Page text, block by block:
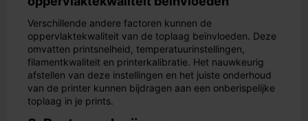
Verschillende andere factoren kunnen de
oppervlaktekwaliteit van de toplaag beïnvloeden. Deze
omvatten printsnelheid, temperatuurinstellingen,
filamentkwaliteit en printerkalibratie. Het nauwkeurig
afstellen van deze instellingen en het juiste onderhoud
van de printer kunnen bijdragen aan een onberispelijke
toplaag in je prints.